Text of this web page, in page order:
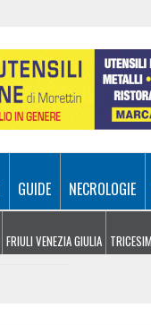
GUIDE NECROLOGIE
FRIULI VENEZIA GIULIA